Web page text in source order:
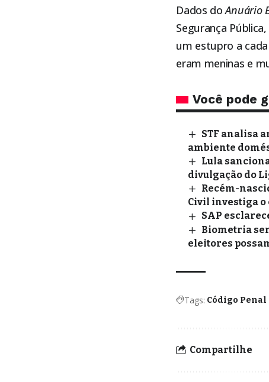
Dados doAnuário
Segurança
um estupro a
eram meninas e
Você pode
STF analisa
ambiente
Lula
divulgação do
Recém-
Civil investiga o
SAP
Biometria
eleitores
Tags: Código
Compartilhe